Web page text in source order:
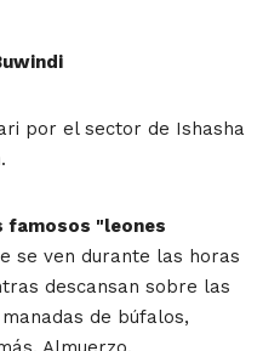
por el sector de Ishasha
famosos "leones
se ven durante las horas
descansan sobre las
de búfalos,